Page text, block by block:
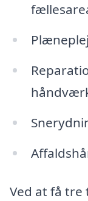
Ved at få tre